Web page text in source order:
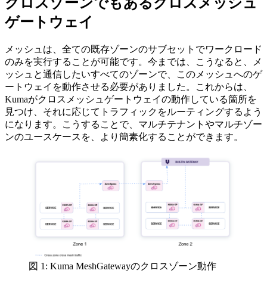
ゲートウェイ
メッシュは、全ての既存ゾーンのサブセットでワークロード
のみを実行することが可能です。今までは、こうなると、メ
ッシュと通信したいすべてのゾーンで、このメッシュへのゲ
ートウェイを動作させる必要がありました。これからは、
Kumaがクロスメッシュゲートウェイの動作している箇所を
見つけ、それに応じてトラフィックをルーティングするよう
になります。こうすることで、マルチテナントやマルチゾー
ンのユースケースを、より簡素化することができます。
図 1: Kuma MeshGatewayのクロスゾーン動作